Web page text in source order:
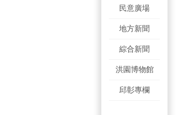
民意廣場
地方新聞
綜合新聞
洪園博物館
邱彰專欄